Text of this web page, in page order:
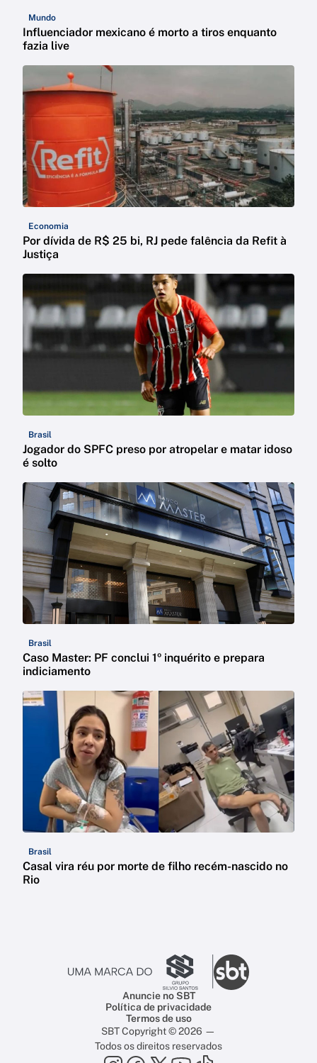
Mundo
Influenciador mexicano é morto a tiros enquanto
fazia live
Economia
Por dívida de R$ 25 bi, RJ pede falência da Refit à
Justiça
Brasil
Jogador do SPFC preso por atropelar e matar idoso
é solto
Brasil
Caso Master: PF conclui 1º inquérito e prepara
indiciamento
Brasil
Casal vira réu por morte de filho recém-nascido no
Rio
Anuncie no SBT
Política de privacidade
Termos de uso
SBT Copyright © 2026 —
Todos os direitos reservados